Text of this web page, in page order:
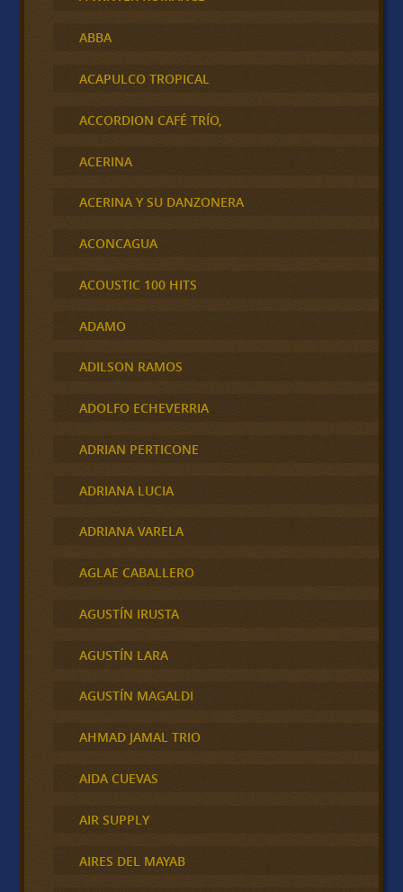
ABBA
ACAPULCO TROPICAL
ACCORDION CAFÉ TRÍO,
ACERINA
ACERINA Y SU DANZONERA
ACONCAGUA
ACOUSTIC 100 HITS
ADAMO
ADILSON RAMOS
ADOLFO ECHEVERRIA
ADRIAN PERTICONE
ADRIANA LUCIA
ADRIANA VARELA
AGLAE CABALLERO
AGUSTÍN IRUSTA
AGUSTÍN LARA
AGUSTÍN MAGALDI
AHMAD JAMAL TRIO
AIDA CUEVAS
AIR SUPPLY
AIRES DEL MAYAB